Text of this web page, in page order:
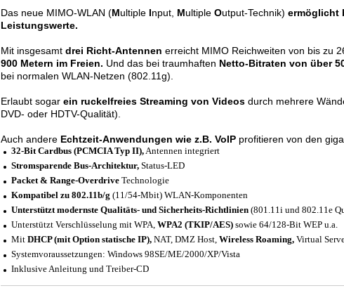
Das neue MIMO-WLAN (Multiple Input, Multiple Output-Technik) ermöglicht
Leistungswerte.
Mit insgesamt drei Richt-Antennen erreicht MIMO Reichweiten von bis zu
900 Metern im Freien. Und das bei traumhaften Netto-Bitraten von über
bei normalen WLAN-Netzen (802.11g).
Erlaubt sogar ein ruckelfreies Streaming von Videos durch mehrere
DVD- oder HDTV-Qualität).
Auch andere Echtzeit-Anwendungen wie z.B. VoIP profitieren von den
32-Bit Cardbus (PCMCIA Typ II),Antennen integriert
Stromsparende Bus-Architektur, Status-LED
Packet & Range-Overdrive Technologie
Kompatibel zu 802.11b/g (11/54-Mbit) WLAN-Komponenten
Unterstützt modernste Qualitäts- und Sicherheits-Richtlinien (801.11i und 802.11e
Unterstützt Verschlüsselung mit WPA, WPA2 (TKIP/AES) sowie 64/128-Bit WEP u.a.
Mit DHCP (mit Option statische IP), NAT, DMZ Host, Wireless Roaming, Virtual
Systemvoraussetzungen: Windows 98SE/ME/2000/XP/Vista
Inklusive Anleitung und Treiber-CD